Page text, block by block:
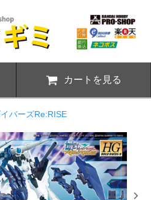
カートを見る
バーズRe:RISE